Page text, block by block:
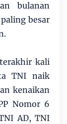
bulanan
besar
kali
TNI naik
kenaikan
Nomor 6
AD, TNI